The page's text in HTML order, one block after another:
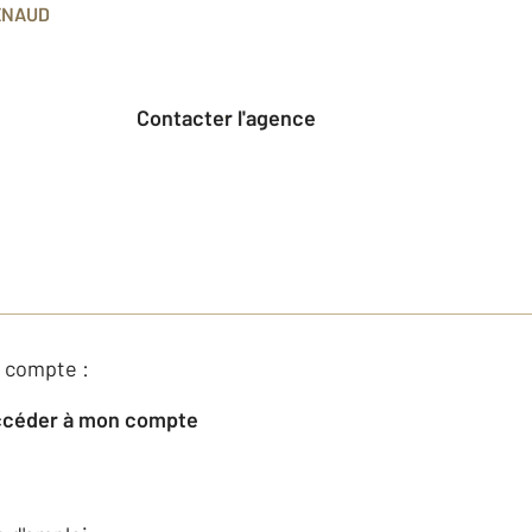
Contacter l'agence
:
à mon compte